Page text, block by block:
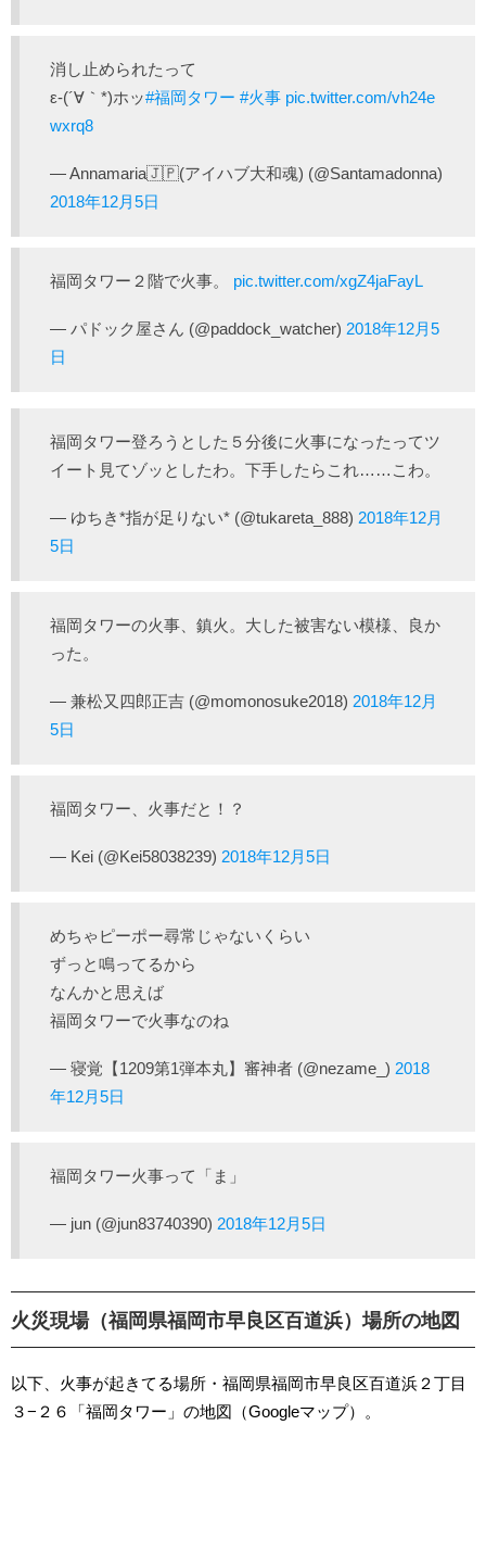
消し止められたって
ε-(´∀｀*)ホッ#福岡タワー #火事 pic.twitter.com/vh24e
wxrq8
— Annamaria🇯🇵(アイハブ大和魂) (@Santamadonna)
2018年12月5日
福岡タワー２階で火事。 pic.twitter.com/xgZ4jaFayL
— パドック屋さん (@paddock_watcher) 2018年12月5
日
福岡タワー登ろうとした５分後に火事になったってツ
イート見てゾッとしたわ。下手したらこれ……こわ。
— ゆちき*指が足りない* (@tukareta_888) 2018年12月
5日
福岡タワーの火事、鎮火。大した被害ない模様、良か
った。
— 兼松又四郎正吉 (@momonosuke2018) 2018年12月
5日
福岡タワー、火事だと！？
— Kei (@Kei58038239) 2018年12月5日
めちゃピーポー尋常じゃないくらい
ずっと鳴ってるから
なんかと思えば
福岡タワーで火事なのね
— 寝覚【1209第1弾本丸】審神者 (@nezame_) 2018
年12月5日
福岡タワー火事って「ま」
— jun (@jun83740390) 2018年12月5日
火災現場（福岡県福岡市早良区百道浜）場所の地図
以下、火事が起きてる場所・福岡県福岡市早良区百道浜２丁目
３−２６「福岡タワー」の地図（Googleマップ）。